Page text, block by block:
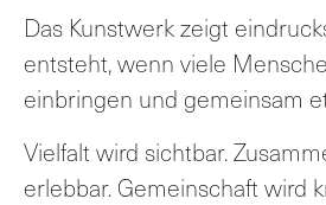
Das Kunstwerk zeigt
entsteht, wenn viele
einbringen und gemeinsam
Vielfalt wird sichtbar.
erlebbar. Gemeinschaft wird